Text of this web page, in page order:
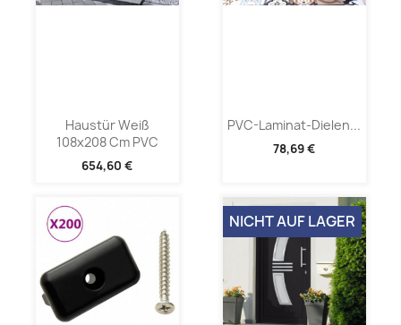
Haustür Weiß
108x208 Cm PVC
654,60 €
PVC-Laminat-Dielen...
78,69 €
NICHT AUF LAGER